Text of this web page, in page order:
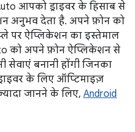
आपको ड्राइवर के हिसाब से
अनुभव देता है. अपने फ़ोन को
पर ऐप्लिकेशन का इस्तेमाल
को अपने फ़ोन ऐप्लिकेशन से
बनानी होंगी जिनका
के लिए ऑप्टिमाइज़
जानने के लिए, Android